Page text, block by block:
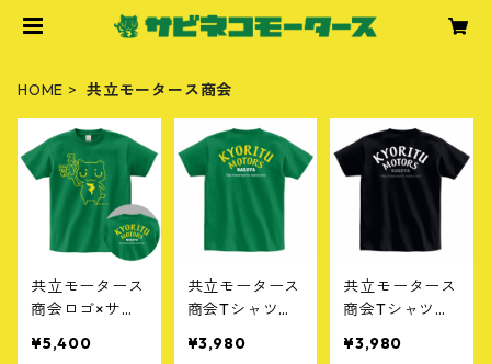
HOME 共立モータース商会
共立モータース
商会ロゴ×サビ
ン
¥5,400
共立モータース
商会Tシャツ
¥3,980
共立モータース
商会Tシャツ
¥3,980